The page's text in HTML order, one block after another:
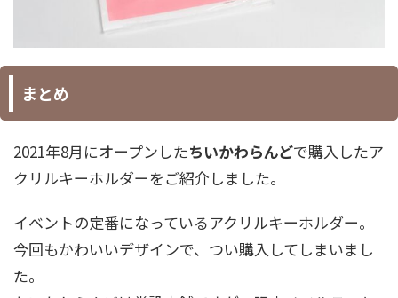
まとめ
2021年8月にオープンしたちいかわらんどで購入したア
クリルキーホルダーをご紹介しました。
イベントの定番になっているアクリルキーホルダー。
今回もかわいいデザインで、つい購入してしまいまし
た。